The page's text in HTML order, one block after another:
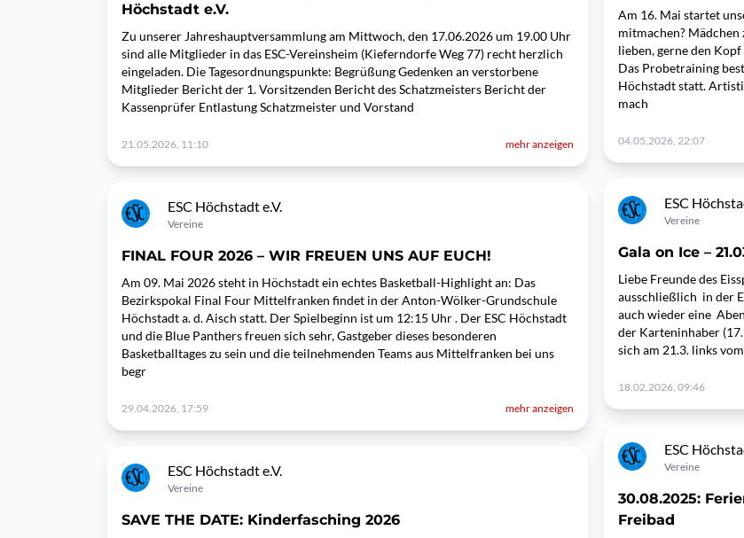
Höchstadt e.V.
Zu unserer Jahreshauptversammlung am Mittwoch, den 17.06.2026 um 19.00 Uhr
sind alle Mitglieder in das ESC-Vereinsheim (Kieferndorfe Weg 77) recht herzlich
eingeladen. Die Tagesordnungspunkte: Begrüßung Gedenken an verstorbene
Mitglieder Bericht der 1. Vorsitzenden Bericht des Schatzmeisters Bericht der
Kassenprüfer Entlastung Schatzmeister und Vorstand
21.05.2026, 11:10 mehr anzeigen
ESC Höchstadt e.V.
Vereine
FINAL FOUR 2026 – WIR FREUEN UNS AUF EUCH!
Am 09. Mai 2026 steht in Höchstadt ein echtes Basketball-Highlight an: Das
Bezirkspokal Final Four Mittelfranken findet in der Anton-Wölker-Grundschule
Höchstadt a. d. Aisch statt. Der Spielbeginn ist um 12:15 Uhr . Der ESC Höchstadt
und die Blue Panthers freuen sich sehr, Gastgeber dieses besonderen
Basketballtages zu sein und die teilnehmenden Teams aus Mittelfranken bei uns
begr
29.04.2026, 17:59 mehr anzeigen
ESC Höchstadt e.V.
Vereine
SAVE THE DATE: Kinderfasching 2026
Am 16. Mai startet
mitmachen? Mädchen
lieben, gerne den
Das Probetraining
Höchstadt statt.
mach
04.05.2026, 22:07
ESC
Vereine
Gala on Ice –
Liebe Freunde des
ausschließlich in der
auch wieder eine
der Karteninhaber
sich am 21.3. links
18.02.2026, 09:46
ESC
Vereine
30.08.2025:
Freibad